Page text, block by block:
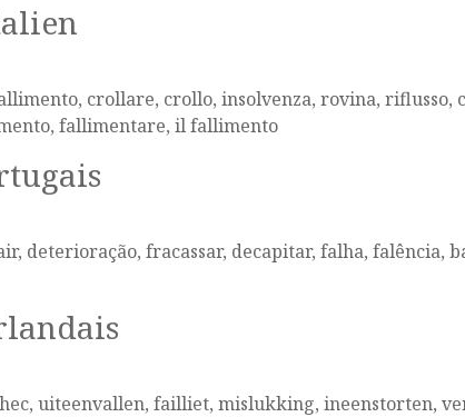
crollare, crollo, insolvenza, rovina, riflusso,
fallimentare, il fallimento
deterioração, fracassar, decapitar, falha, falência,
uiteenvallen, failliet, mislukking, ineenstorten,